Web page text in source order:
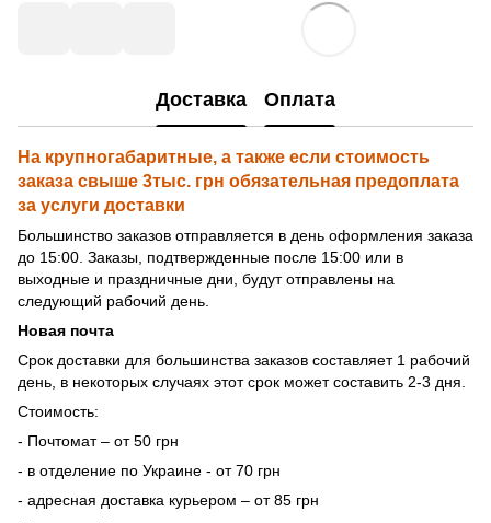
Доставка Оплата
На крупногабаритные, а также если стоимость
заказа свыше 3тыс. грн обязательная предоплата
за услуги доставки
Большинство заказов отправляется в день оформления заказа
до 15:00. Заказы, подтвержденные после 15:00 или в
выходные и праздничные дни, будут отправлены на
следующий рабочий день.
Новая почта
Срок доставки для большинства заказов составляет 1 рабочий
день, в некоторых случаях этот срок может составить 2-3 дня.
Стоимость:
- Почтомат – от 50 грн
- в отделение по Украине - от 70 грн
- адресная доставка курьером – от 85 грн